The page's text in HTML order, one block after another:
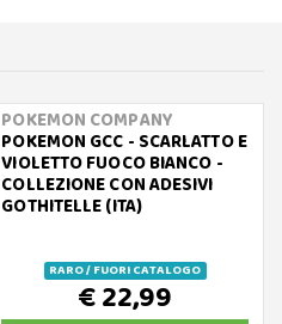
POKEMON COMPANY
POKEMON GCC - SCARLATTO E
VIOLETTO FUOCO BIANCO -
COLLEZIONE CON ADESIVI
GOTHITELLE (ITA)
RARO / FUORI CATALOGO
€ 22,99